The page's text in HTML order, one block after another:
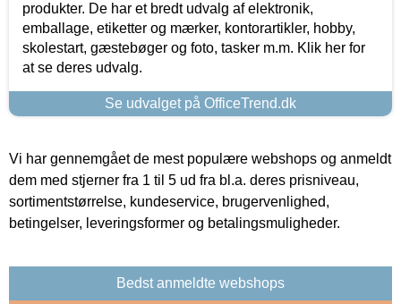
produkter. De har et bredt udvalg af elektronik,
emballage, etiketter og mærker, kontorartikler, hobby,
skolestart, gæstebøger og foto, tasker m.m. Klik her for
at se deres udvalg.
Se udvalget på OfficeTrend.dk
Vi har gennemgået de mest populære webshops og anmeldt
dem med stjerner fra 1 til 5 ud fra bl.a. deres prisniveau,
sortimentstørrelse, kundeservice, brugervenlighed,
betingelser, leveringsformer og betalingsmuligheder.
Bedst anmeldte webshops